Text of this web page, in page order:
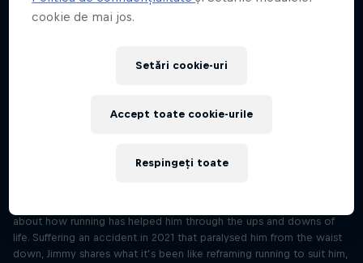
triatletă, așa că știe la prima mână bucuriile pe care le poate oferi
alergi cu noi? Alătură-te echipei podcastului Why I Run la
I run through the ups and downs – Jimmy Jan
We all have good days, bad days, a rough patch or a few months of
about how running has helped him through the ups and downs of
life. Suffering an accident in 2021 that paralysed him from the waist
down, Jimmy shares what it’s been like reframing running to suit him,
cookie de mai jos.
Setări cookie-uri
Respingeți toate
Accept toate cookie-urile